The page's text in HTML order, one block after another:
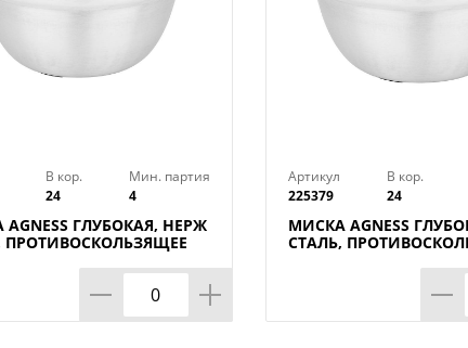
не просыплется. Важно отметить,
позволит контролировать
Такой набор также может
любой хозяйки на новоселье или
Набор чаш «Оазис» изготовлен из
Технические характеристики:
Цвет: Бежевый
Вес: 0.4 кг
Размеры изделия (ДхШхВ):
Тип товара: Чаша
В кор.
24
Мин. партия
4
ГЛУБОКАЯ, НЕРЖ
ПРОТИВОСКОЛЬЗЯЩЕЕ
Артикул
225379
В кор.
24
МИСКА AGNESS
СТАЛЬ,